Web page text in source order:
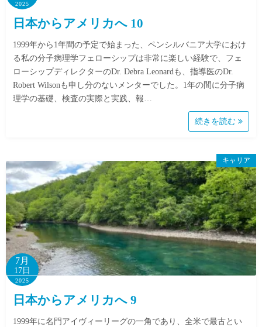
2025
日本からアメリカへ 10
1999年から1年間の予定で始まった、ペンシルバニア大学におけ
る私の分子病理学フェローシップは非常に楽しい経験で、フェ
ローシップディレクターのDr. Debra Leonardも、指導医のDr.
Robert Wilsonも申し分のないメンターでした。1年の間に分子病
理学の基礎、検査の実際と実践、報…
続きを読む
キャリア
7月
17日
2025
日本からアメリカへ 9
1999年に名門アイヴィーリーグの一角であり、全米で最古とい